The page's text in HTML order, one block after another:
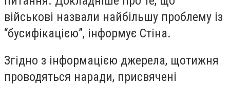
військові назвали найбільшу проблему із
“бусифікацією”, інформує Стіна.
Згідно з інформацією джерела, щотижня
проводяться наради, присвячені